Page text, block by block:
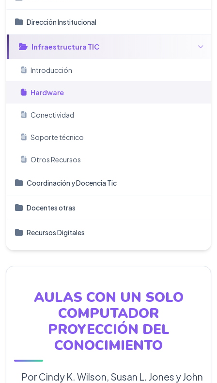
Dirección Institucional
Infraestructura TIC
Introducción
Hardware
Conectividad
Soporte técnico
Otros Recursos
Coordinación y Docencia Tic
Docentes otras
Recursos Digitales
AULAS CON UN SOLO
COMPUTADOR
PROYECCIÓN DEL
CONOCIMIENTO
Por Cindy K. Wilson, Susan L. Jones y John